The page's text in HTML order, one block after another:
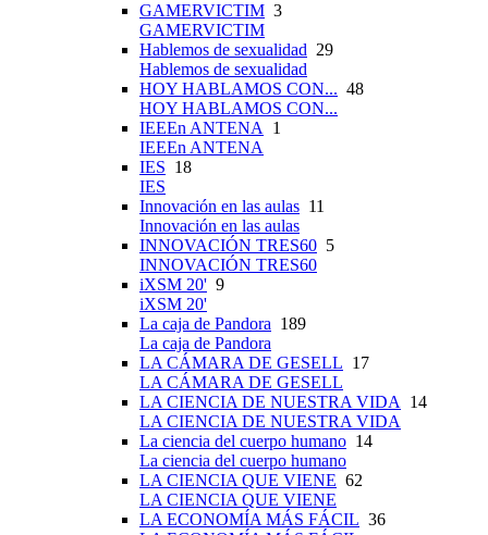
GAMERVICTIM 3
GAMERVICTIM
Hablemos de sexualidad 29
Hablemos de sexualidad
HOY HABLAMOS CON... 48
HOY HABLAMOS CON...
IEEEn ANTENA
1
IEEEn ANTENA
IES 18
IES
Innovación en las aulas 11
Innovación en las aulas
INNOVACIÓN TRES60 5
INNOVACIÓN TRES60
iXSM 20' 9
iXSM 20'
La caja de Pandora 189
La caja de Pandora
LA CÁMARA DE GESELL 17
LA CÁMARA DE GESELL
LA CIENCIA DE NUESTRA VIDA
14
LA CIENCIA DE NUESTRA VIDA
La ciencia del cuerpo humano 14
La ciencia del cuerpo humano
LA CIENCIA QUE VIENE 62
LA CIENCIA QUE VIENE
LA ECONOMÍA MÁS FÁCIL 36